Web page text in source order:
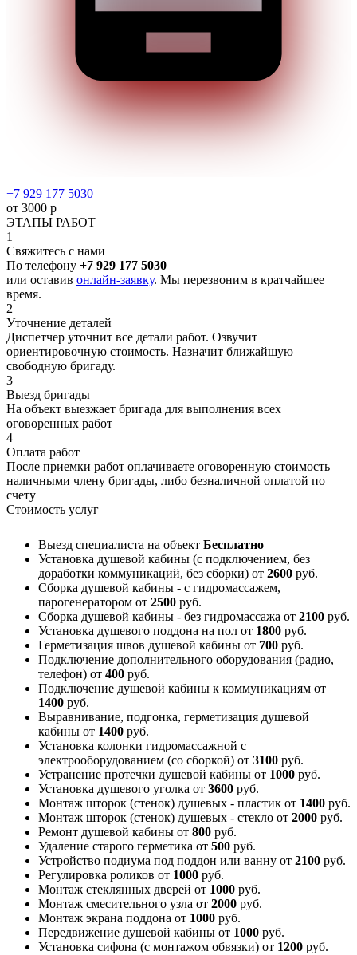
+7 929 177 5030
от 3000 р
ЭТАПЫ РАБОТ
1
Свяжитесь с нами
По телефону +7 929 177 5030
или оставив онлайн-заявку. Мы перезвоним в кратчайшее
время.
2
Уточнение деталей
Диспетчер уточнит все детали работ. Озвучит
ориентировочную стоимость. Назначит ближайшую
свободную бригаду.
3
Выезд бригады
На объект выезжает бригада для выполнения всех
оговоренных работ
4
Оплата работ
После приемки работ оплачиваете оговоренную стоимость
наличными члену бригады, либо безналичной оплатой по
счету
Стоимость услуг
Выезд специалиста на объект Бесплатно
Установка душевой кабины (с подключением, без
доработки коммуникаций, без сборки) от 2600 руб.
Сборка душевой кабины - с гидромассажем,
парогенератором от 2500 руб.
Сборка душевой кабины - без гидромассажа от 2100 руб.
Установка душевого поддона на пол от 1800 руб.
Герметизация швов душевой кабины от 700 руб.
Подключение дополнительного оборудования (радио,
телефон) от 400 руб.
Подключение душевой кабины к коммуникациям от
1400 руб.
Выравнивание, подгонка, герметизация душевой
кабины от 1400 руб.
Установка колонки гидромассажной с
электрооборудованием (со сборкой) от 3100 руб.
Устранение протечки душевой кабины от 1000 руб.
Установка душевого уголка от 3600 руб.
Монтаж шторок (стенок) душевых - пластик от 1400 руб.
Монтаж шторок (стенок) душевых - стекло от 2000 руб.
Ремонт душевой кабины от 800 руб.
Удаление старого герметика от 500 руб.
Устройство подиума под поддон или ванну от 2100 руб.
Регулировка роликов от 1000 руб.
Монтаж стеклянных дверей от 1000 руб.
Монтаж смесительного узла от 2000 руб.
Монтаж экрана поддона от 1000 руб.
Передвижение душевой кабины от 1000 руб.
Установка сифона (с монтажом обвязки) от 1200 руб.